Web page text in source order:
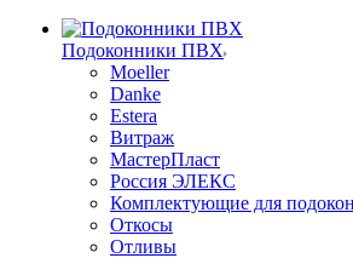
Подоконники ПВХ
Moeller
Danke
Estera
Витраж
МастерПласт
Россия ЭЛЕКС
Комплектующие для
Откосы
Отливы